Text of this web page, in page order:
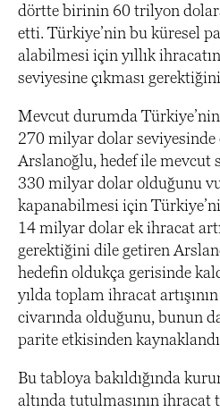
dörtte birinin 60 trilyon
etti. Türkiye’nin bu küresel
alabilmesi için yıllık
seviyesine çıkması
Mevcut durumda Türkiye’nin
270 milyar dolar
Arslanoğlu, hedef ile mevcut
330 milyar dolar olduğunu
kapanabilmesi için
14 milyar dolar ek ihracat
gerektiğini dile getiren
hedefin oldukça gerisinde
yılda toplam ihracat
civarında olduğunu, bunun
parite etkisinden
Bu tabloya bakıldığında
altında tutulmasının ihracat